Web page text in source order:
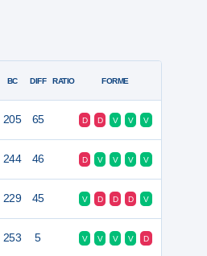
BC DIFF RATIO FORME
205 65 D D V V V
244 46 D V V V V
229 45 V D D D V
253 5 V V V V D